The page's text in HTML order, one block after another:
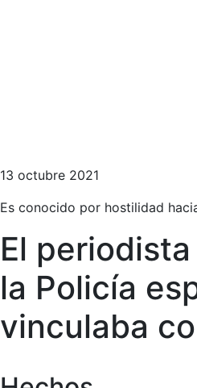
13 octubre 2021
Es conocido por hostilidad
El
la Policía
vinculaba